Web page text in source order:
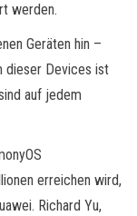
werden.
Geräten hin –
dieser Devices ist
auf jedem
erreichen wird,
Richard Yu,